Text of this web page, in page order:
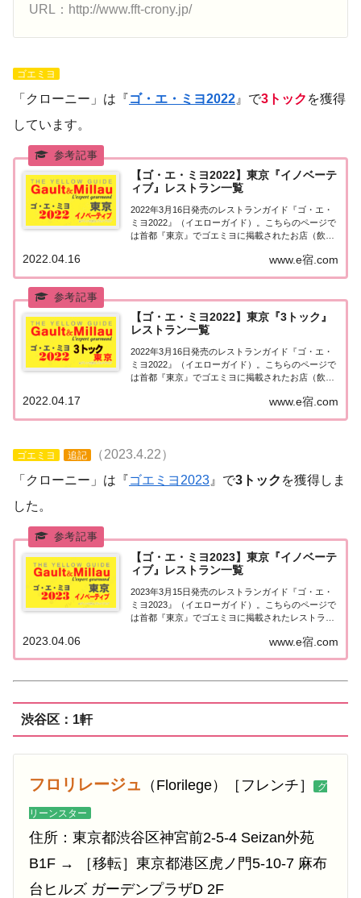
URL：http://www.fft-crony.jp/
ゴエミヨ
「クローニー」は『ゴ・エ・ミヨ2022 』で3トック を獲得
しています。
【ゴ・エ・ミヨ2022】東京『イノベーテ
ィブ』レストラン一覧
2022年3月16日発売のレストランガイド『ゴ・エ・
ミヨ2022』（イエローガイド）。こちらのページで
は首都『東京』でゴエミヨに掲載されたお店（飲食
を一覧にまとめました。ゴエミヨ2022『東京』イノ
ベーティブ関東「東京エリア」で「ゴ・...
www.e宿.com
2022.04.16
【ゴ・エ・ミヨ2022】東京『3トック』
レストラン一覧
2022年3月16日発売のレストランガイド『ゴ・エ・
ミヨ2022』（イエローガイド）。こちらのページで
は首都『東京』でゴエミヨに掲載されたお店（飲食
店を一覧にまとめました。ゴエミヨ2022『3トッ
www.e宿.com
2022.04.17
ゴエミヨ 追記
（2023.4.22）
「クローニー」は『ゴエミヨ2023 』で3トック を獲得しま
した。
【ゴ・エ・ミヨ2023】東京『イノベーテ
ィブ』レストラン一覧
2023年3月15日発売のレストランガイド『ゴ・エ・
ミヨ2023』（イエローガイド）。こちらのページで
は首都『東京』でゴエミヨに掲載されたレストラン
した。ゴエミヨ2023『東京』イノベーティブ関東
「東京エリア」で「ゴ・エ・ミヨ2023...
www.e宿.com
2023.04.06
渋谷区：1軒
フロリレージュ （Florilege）［フレンチ］ グ
リーンスター
住所：東京都渋谷区神宮前2-5-4 Seizan外苑
B1F → ［移転］東京都港区虎ノ門5-10-7 麻布
台ヒルズ ガーデンプラザD 2F